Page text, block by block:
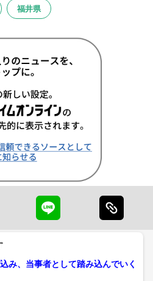
福井県
み、当事者として踏み込んでいく